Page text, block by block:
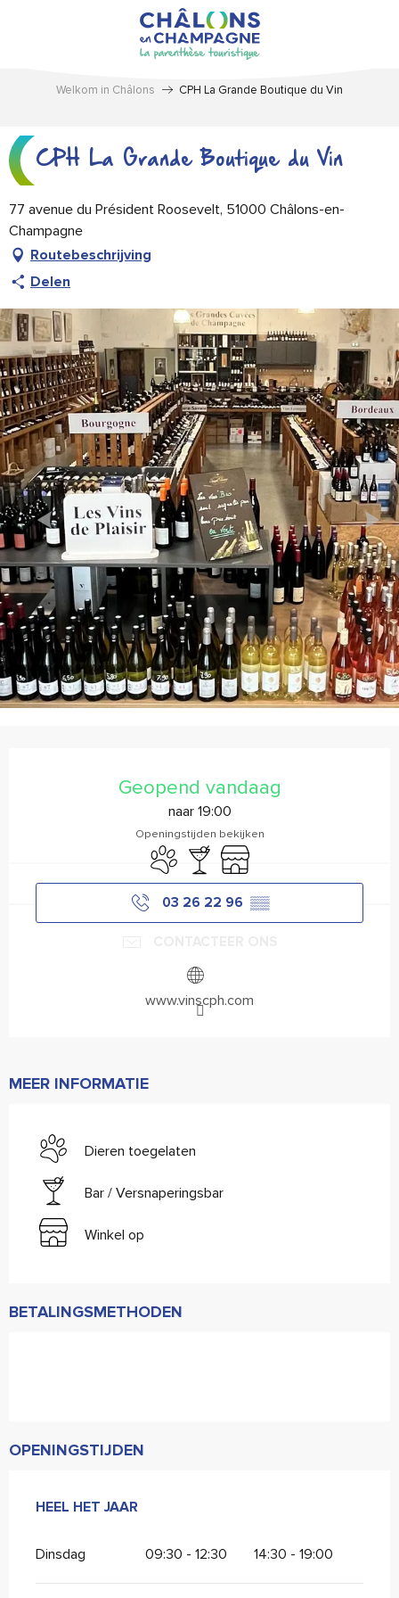
Welkom in Châlons CPH La Grande Boutique du Vin
CPH La Grande Boutique du Vin
77 avenue du Président Roosevelt, 51000 Châlons-en-
Champagne
Routebeschrijving
Delen
Geopend vandaag
naar 19:00
Openingstijden bekijken
Dieren toegelaten
Bar / Versnaperingsbar
Winkel op
03 26 22 96 ▒▒
www.vinscph.com
MEER INFORMATIE
Dieren toegelaten
Bar / Versnaperingsbar
Winkel op
BETALINGSMETHODEN
OPENINGSTIJDEN
HEEL HET JAAR
HEEL HET JAAR
Dinsdag 09:30 - 12:30 14:30 - 19:00